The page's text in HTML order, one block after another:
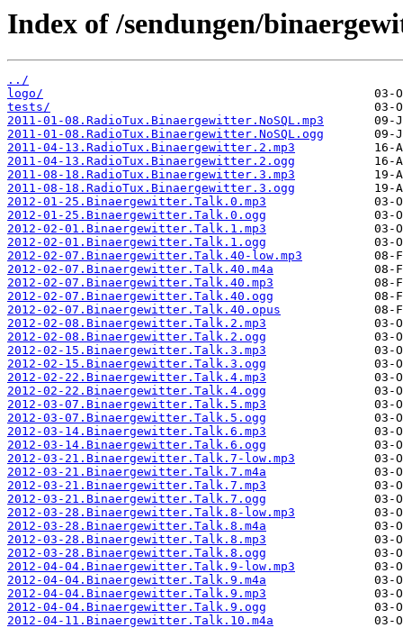
Index of /sendungen/
../
logo/
tests/
2011-01-08.RadioTux.Binaergewitter.NoSQL.mp3
2011-01-08.RadioTux.Binaergewitter.NoSQL.ogg
2011-04-13.RadioTux.Binaergewitter.2.mp3
2011-04-13.RadioTux.Binaergewitter.2.ogg
2011-08-18.RadioTux.Binaergewitter.3.mp3
2011-08-18.RadioTux.Binaergewitter.3.ogg
2012-01-25.Binaergewitter.Talk.0.mp3
2012-01-25.Binaergewitter.Talk.0.ogg
2012-02-01.Binaergewitter.Talk.1.mp3
2012-02-01.Binaergewitter.Talk.1.ogg
2012-02-07.Binaergewitter.Talk.40-low.mp3
2012-02-07.Binaergewitter.Talk.40.m4a
2012-02-07.Binaergewitter.Talk.40.mp3
2012-02-07.Binaergewitter.Talk.40.ogg
2012-02-07.Binaergewitter.Talk.40.opus
2012-02-08.Binaergewitter.Talk.2.mp3
2012-02-08.Binaergewitter.Talk.2.ogg
2012-02-15.Binaergewitter.Talk.3.mp3
2012-02-15.Binaergewitter.Talk.3.ogg
2012-02-22.Binaergewitter.Talk.4.mp3
2012-02-22.Binaergewitter.Talk.4.ogg
2012-03-07.Binaergewitter.Talk.5.mp3
2012-03-07.Binaergewitter.Talk.5.ogg
2012-03-14.Binaergewitter.Talk.6.mp3
2012-03-14.Binaergewitter.Talk.6.ogg
2012-03-21.Binaergewitter.Talk.7-low.mp3
2012-03-21.Binaergewitter.Talk.7.m4a
2012-03-21.Binaergewitter.Talk.7.mp3
2012-03-21.Binaergewitter.Talk.7.ogg
2012-03-28.Binaergewitter.Talk.8-low.mp3
2012-03-28.Binaergewitter.Talk.8.m4a
2012-03-28.Binaergewitter.Talk.8.mp3
2012-03-28.Binaergewitter.Talk.8.ogg
2012-04-04.Binaergewitter.Talk.9-low.mp3
2012-04-04.Binaergewitter.Talk.9.m4a
2012-04-04.Binaergewitter.Talk.9.mp3
2012-04-04.Binaergewitter.Talk.9.ogg
2012-04-11.Binaergewitter.Talk.10.m4a